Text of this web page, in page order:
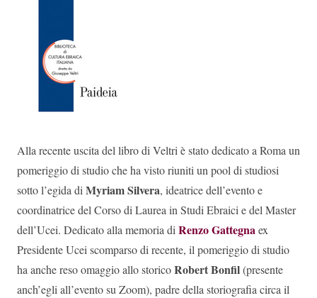
Alla recente uscita del libro di Veltri è stato dedicato a Roma un
pomeriggio di studio che ha visto riuniti un pool di studiosi
sotto l’egida diMyriam Silvera, ideatrice dell’evento e
coordinatrice del Corso di Laurea in Studi Ebraici e del Master
dell’Ucei. Dedicato alla memoria diRenzo Gattegnaex
Presidente Ucei scomparso di recente, il pomeriggio di studio
ha anche reso omaggio allo storicoRobert Bonfil(presente
anch’egli all’evento su Zoom), padre della storiografia circa il